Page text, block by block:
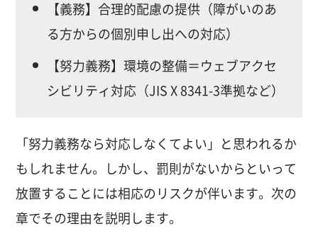
【義務】合理的配慮の提供（障がいのあ
る方からの個別申し出への対応）
【努力義務】環境の整備＝ウェブアクセ
シビリティ対応（JIS X 8341-3準拠など）
「努力義務なら対応しなくてよい」と思われるか
もしれません。しかし、罰則がないからといって
放置することには相応のリスクが伴います。次の
章でその理由を説明します。